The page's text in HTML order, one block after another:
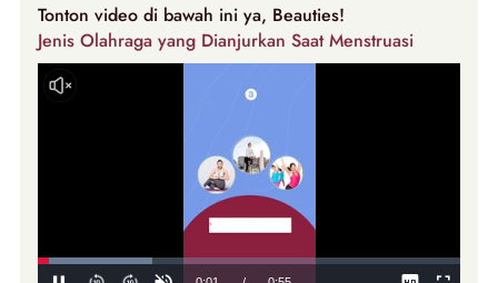
Tonton video di bawah ini ya, Beauties!
Jenis Olahraga yang Dianjurkan Saat Menstruasi